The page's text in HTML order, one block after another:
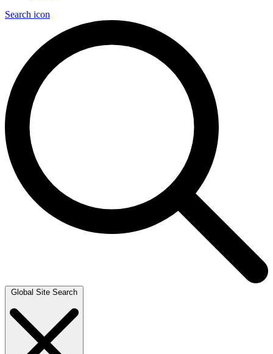
Search icon
Global Site Search